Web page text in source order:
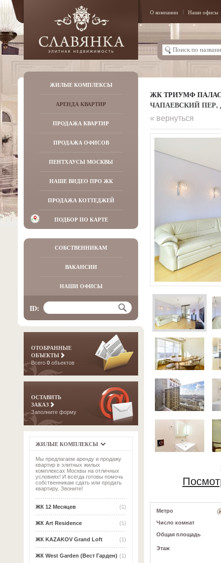
О компании Наши офисы
ЖИЛЫЕ КОМПЛЕКСЫ
АРЕНДА КВАРТИР
ПРОДАЖА КВАРТИР
ПРОДАЖА ОФИСОВ
ПЕНТХАУСЫ МОСКВЫ
НАШЕ ВИДЕО ПРО ЖК
ПРОДАЖА КОТТЕДЖЕЙ
ПОДБОР ПО КАРТЕ
СОБСТВЕННИКАМ
ВАКАНСИИ
НАШИ ОФИСЫ
ID:
ОТОБРАННЫЕ
ОБЪЕКТЫ
Всего 0 объектов
ОСТАВИТЬ
ЗАКАЗ
Заполните форму
ЖИЛЫЕ КОМПЛЕКСЫ
Мы предлагаем аренду и продажу
квартир в элитных жилых
комплексах Москвы на отличных
условиях! И всегда готовы помочь
собственникам сдать или продать
квартиру. Звоните!
(1)
ЖК 12 Месяцев
(1)
ЖК Art Residence
(1)
ЖК KAZAKOV Grand Loft
(1)
ЖК West Garden (Вест Гарден)
ЖК ТРИУМФ
ЧАПАЕВСКИЙ ПЕР,
« вернуться
Метро
Число комнат
Общая площадь
Этаж